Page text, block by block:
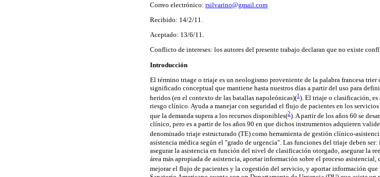
Correo electrónico: rsilvarino@gmail.com
Recibido: 14/2/11.
Aceptado: 13/6/11.
Conflicto de intereses: los autores del presente trabajo declaran que no existe
Introducción
El término triage o triaje es un neologismo proveniente de la palabra francesa
significado conceptual que mantiene hasta nuestros días a partir del uso para
heridos (en el contexto de las batallas napoleónicas)(1). El triaje o clasificación, es
riesgo clínico. Ayuda a manejar con seguridad el flujo de pacientes en los
que la demanda supera a los recursos disponibles(2). A partir de los años 60 se
clínico, pero es a partir de los años 90 en que dichos instrumentos adquieren
denominado triaje estructurado (TE) como herramienta de gestión clínico-
asistencia médica según el "grado de urgencia". Las funciones del triaje deben
asegurar la asistencia en función del nivel de clasificación otorgado, asegurar la
área más apropiada de asistencia, aportar información sobre el proceso
mejorar el flujo de pacientes y la cogestión del servicio, y aportar información